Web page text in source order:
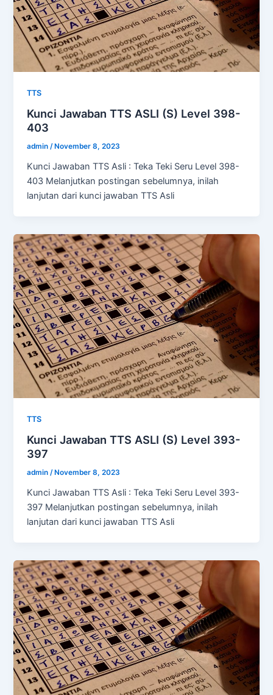
TTS
Kunci Jawaban TTS ASLI (S) Level 398-
403
admin/ November 8, 2023
Kunci Jawaban TTS Asli : Teka Teki Seru Level 398-
403 Melanjutkan postingan sebelumnya, inilah
lanjutan dari kunci jawaban TTS Asli
TTS
Kunci Jawaban TTS ASLI (S) Level 393-
397
admin/ November 8, 2023
Kunci Jawaban TTS Asli : Teka Teki Seru Level 393-
397 Melanjutkan postingan sebelumnya, inilah
lanjutan dari kunci jawaban TTS Asli